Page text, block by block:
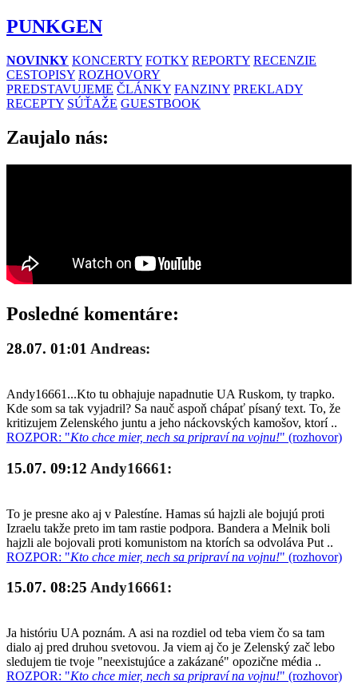
PUNKGEN
NOVINKY KONCERTY FOTKY REPORTY RECENZIE
CESTOPISY ROZHOVORY
PREDSTAVUJEME ČLÁNKY FANZINY PREKLADY
RECEPTY SÚŤAŽE GUESTBOOK
Zaujalo nás:
Posledné komentáre:
28.07. 01:01 Andreas:
Andy16661...Kto tu obhajuje napadnutie UA Ruskom, ty trapko.
Kde som sa tak vyjadril? Sa nauč aspoň chápať písaný text. To, že
kritizujem Zelenského juntu a jeho náckovských kamošov, ktorí ..
ROZPOR: "Kto chce mier, nech sa pripraví na vojnu!" (rozhovor)
15.07. 09:12 Andy16661:
To je presne ako aj v Palestíne. Hamas sú hajzli ale bojujú proti
Izraelu takže preto im tam rastie podpora. Bandera a Melnik boli
hajzli ale bojovali proti komunistom na ktorích sa odvoláva Put ..
ROZPOR: "Kto chce mier, nech sa pripraví na vojnu!" (rozhovor)
15.07. 08:25 Andy16661:
Ja históriu UA poznám. A asi na rozdiel od teba viem čo sa tam
dialo aj pred druhou svetovou. Ja viem aj čo je Zelenský zač lebo
sledujem tie tvoje "neexistujúce a zakázané" opozične média ..
ROZPOR: "Kto chce mier, nech sa pripraví na vojnu!" (rozhovor)